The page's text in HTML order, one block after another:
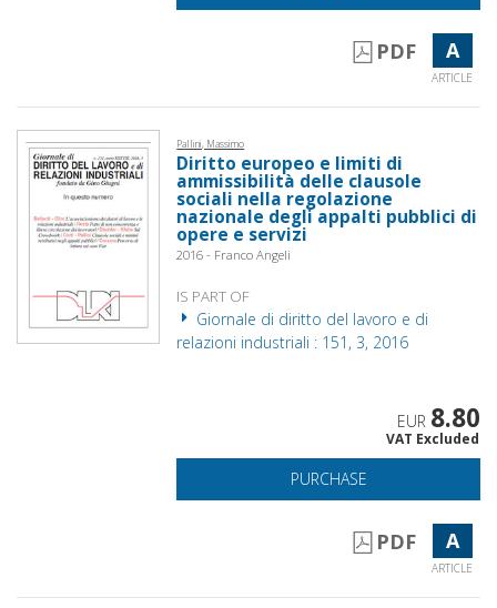
PDF A
ARTICLE
Pallini, Massimo
Diritto europeo e limiti di
ammissibilità delle clausole
sociali nella regolazione
nazionale degli appalti pubblici di
opere e servizi
2016 - Franco Angeli
IS PART OF
Giornale di diritto del lavoro e di
relazioni industriali : 151, 3, 2016
EUR 8.80
VAT Excluded
PURCHASE
PDF A
ARTICLE